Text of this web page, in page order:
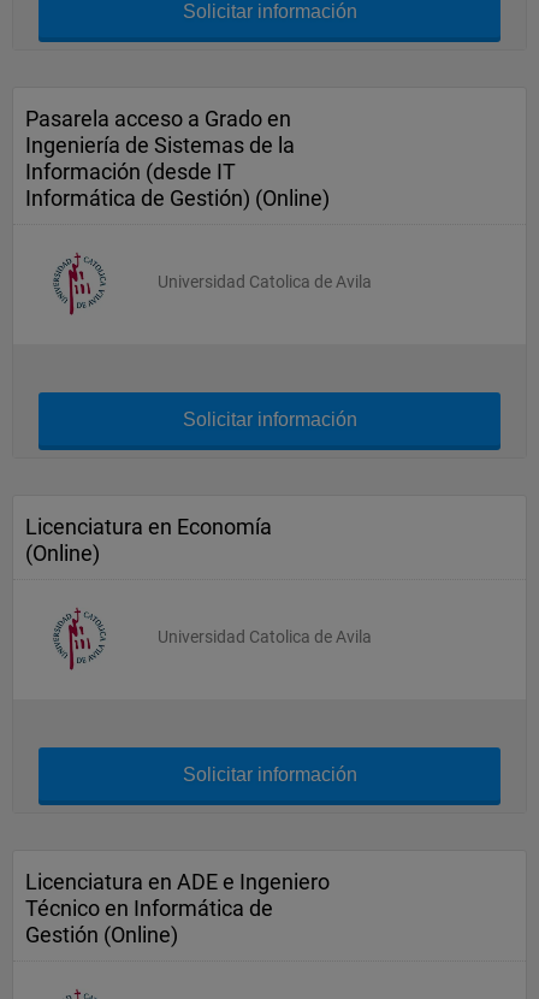
Solicitar información
Pasarela acceso a Grado en
Ingeniería de Sistemas de la
Información (desde IT
Informática de Gestión) (Online)
Universidad Catolica de Avila
Solicitar información
Licenciatura en Economía
(Online)
Universidad Catolica de Avila
Solicitar información
Licenciatura en ADE e Ingeniero
Técnico en Informática de
Gestión (Online)